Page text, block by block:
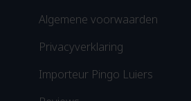
Algemene voorwaarden
Privacyverklaring
Importeur Pingo Luiers